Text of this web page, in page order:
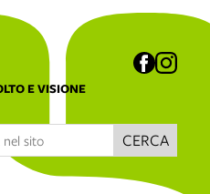
E VISIONE
CERCA